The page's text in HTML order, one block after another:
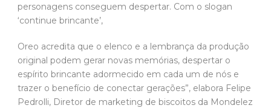
personagens conseguem despertar. Com o slogan
‘continue brincante’,
Oreo acredita que o elenco e a lembrança da produção
original podem gerar novas memórias, despertar o
espírito brincante adormecido em cada um de nós e
trazer o benefício de conectar gerações”, elabora Felipe
Pedrolli, Diretor de marketing de biscoitos da Mondelez